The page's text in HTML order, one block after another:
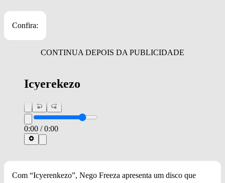
Confira:
Icyerekezo
0:00 /0:00
Com “Icyerenkezo”, Nego Freeza apresenta um disco que